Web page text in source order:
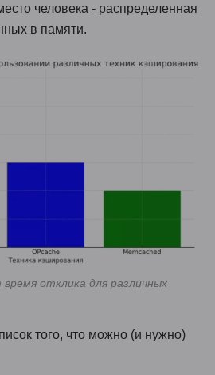
человека - распределенная
в памяти.
отклика для различных
того, что можно (и нужно)